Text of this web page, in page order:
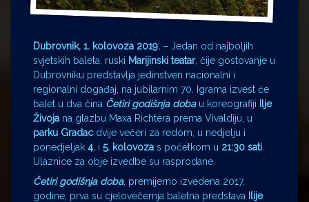
Dubrovnik, 1. kolovoza 2019. – Jedan od najboljih
svjetskih baleta, ruski Marijinski teatar, čije gostovanje u
Dubrovniku predstavlja jedinstven nacionalni i
regionalni događaj, na jubilarnim 70. Igrama izvest će
balet u dva čina Četiri godišnja dobau koreografiji Ilje
Živoja na glazbu Maxa Richtera prema Vivaldiju, u
parku Gradac dvije večeri za redom, u nedjelju i
ponedjeljak 4. i 5. kolovoza s početkom u 21:30 sati
Ulaznice za obje izvedbe su rasprodane.
Četiri godišnja doba, premijerno izvedena 2017.
godine, prva su cjelovečernja baletna predstava Ilije